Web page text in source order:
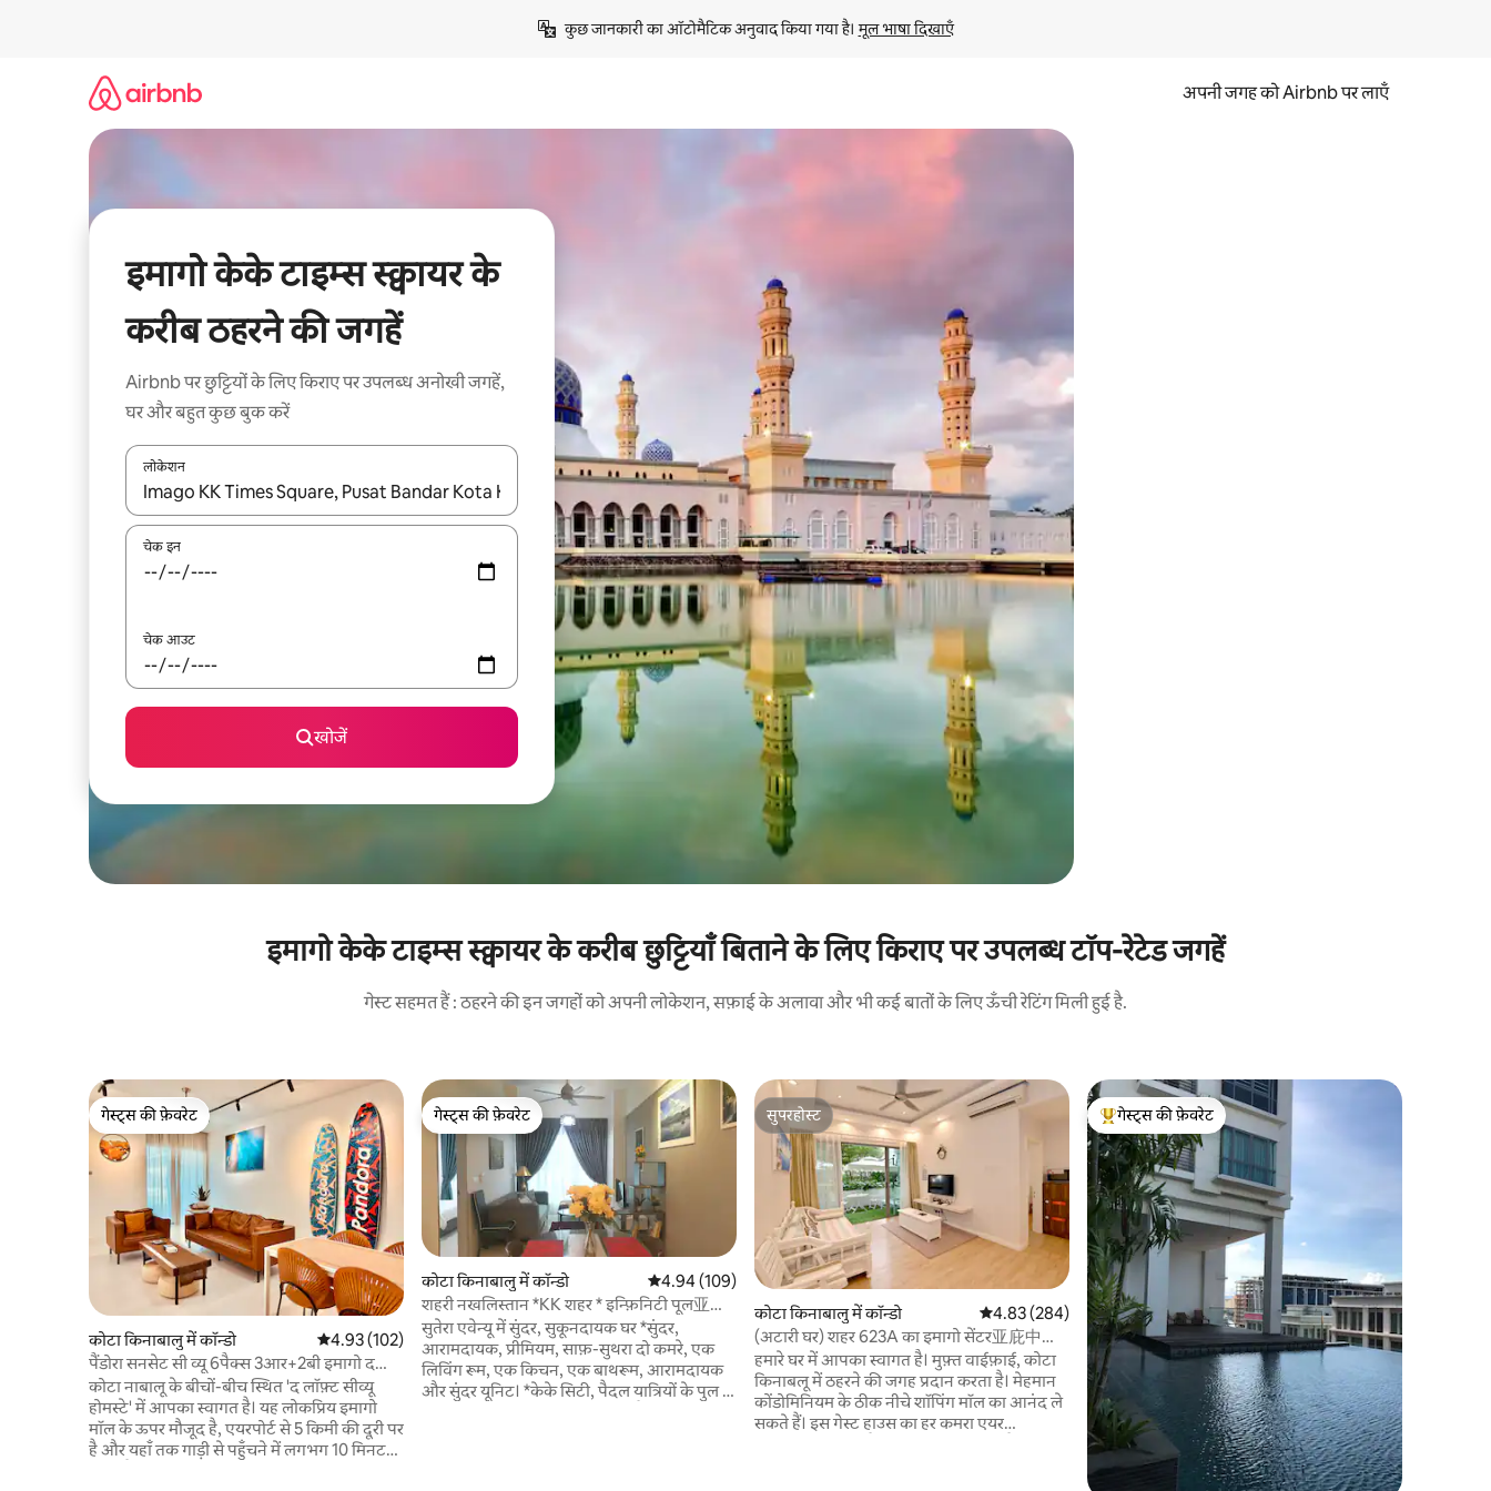
कुछ जानकारी का ऑटोमैटिक अनुवाद किया गया है। मूल भाषा दिखाएँ
अपनी जगह को Airbnb पर लाएँ
इमागो केके टाइम्स स्क्वायर के
करीब ठहरने की जगहें
Airbnb पर छुट्टियों के लिए किराए पर उपलब्ध अनोखी जगहें,
घर और बहुत कुछ बुक करें
लोकेशन
नतीजों के उपलब्ध होने पर, अप और डाउन 'ऐरो की' का इस्तेमाल करके नेविगेट करें या टच या फिर स्वाइप जेस्चर का इस्तेमाल करके एक्सप्लोर करें।
चेक इन
चेक आउट
खोजें
इमागो केके टाइम्स स्क्वायर के करीब छुट्टियाँ बिताने के लिए किराए पर उपलब्ध टॉप-रेटेड जगहें
गेस्ट सहमत हैं : ठहरने की इन जगहों को अपनी लोकेशन, सफ़ाई के अलावा और भी कई बातों के लिए ऊँची रेटिंग मिली हुई है.
गेस्ट्स की फ़ेवरेट
गेस्ट्स की फ़ेवरेट
कोटा किनाबालु में कॉन्डो औसत रेटिंग 5 में से 4.93, 102 समीक्षाएँ
4.93 (102)
पैंडोरा सनसेट सी व्यू 6पैक्स 3आर+2बी इमागो द
लॉफ़्ट
कोटा नाबालू के बीचों-बीच स्थित 'द लॉफ़्ट सीव्यू
होमस्टे' में आपका स्वागत है। यह लोकप्रिय इमागो
मॉल के ऊपर मौजूद है, एयरपोर्ट से 5 किमी की दूरी पर
है और यहाँ तक गाड़ी से पहुँचने में लगभग 10 मिनट
गेस्ट्स की फ़ेवरेट
गेस्ट्स की फ़ेवरेट
कोटा किनाबालु में कॉन्डो औसत रेटिंग 5 में से 4.94, 109 समीक्षाएँ
4.94 (109)
शहरी नखलिस्तान *KK शहर * इन्फ़िनिटी पूल亚庇
市区 ∙高雅舒适 ∙无边泳池
सुतेरा एवेन्यू में सुंदर, सुकूनदायक घर *सुंदर,
आरामदायक, प्रीमियम, साफ़-सुथरा दो कमरे, एक
लिविंग रूम, एक किचन, एक बाथरूम, आरामदायक
और सुंदर यूनिट। *केके सिटी, पैदल यात्रियों के पुल से
सुपरहोस्ट
सुपरहोस्ट
कोटा किनाबालु में कॉन्डो औसत रेटिंग 5 में से 4.83, 284 समीक्षाएँ
4.83 (284)
(अटारी घर) शहर 623A का इमागो सेंटर亚庇中心
屋外就就是花园 हिस्सा
हमारे घर में आपका स्वागत है। मुफ़्त वाईफ़ाई, कोटा
किनाबलू में ठहरने की जगह प्रदान करता है। मेहमान
कोंडोमिनियम के ठीक नीचे शॉपिंग मॉल का आनंद ले
सकते हैं। इस गेस्ट हाउस का हर कमरा एयर
गेस्ट्स का टॉप फ़ेवरेट
गेस्ट्स की फ़ेवरेट